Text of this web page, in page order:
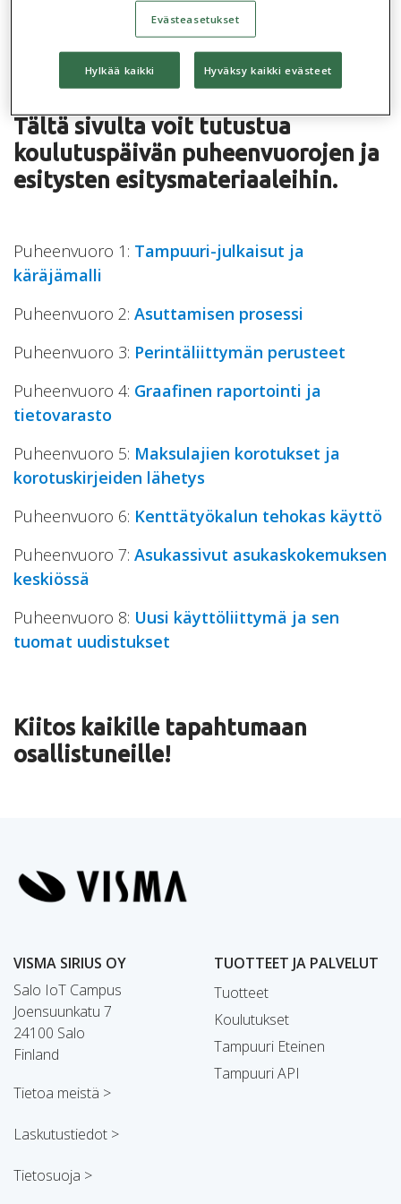
2026
Blogit
Tältä sivulta voit tutustua
koulutuspäivän puheenvuorojen ja
esitysten esitysmateriaaleihin.
Puheenvuoro 1: Tampuuri-julkaisut ja
käräjämalli
Puheenvuoro 2: Asuttamisen prosessi
Puheenvuoro 3: Perintäliittymän perusteet
Puheenvuoro 4: Graafinen raportointi ja
tietovarasto
Puheenvuoro 5: Maksulajien korotukset ja
korotuskirjeiden lähetys
Puheenvuoro 6: Kenttätyökalun tehokas käyttö
Puheenvuoro 7: Asukassivut asukaskokemuksen
keskiössä
Puheenvuoro 8: Uusi käyttöliittymä ja sen
tuomat uudistukset
Kiitos kaikille tapahtumaan
osallistuneille!
VISMA SIRIUS OY
Salo IoT Campus
Joensuunkatu 7
24100 Salo
Finland
Tietoa meistä >
Laskutustiedot >
Tietosuoja >
TUOTTEET JA PALVELUT
Tuotteet
Koulutukset
Tampuuri Eteinen
Tampuuri API
Evästeasetukset
Hylkää kaikki Hyväksy kaikki evästeet